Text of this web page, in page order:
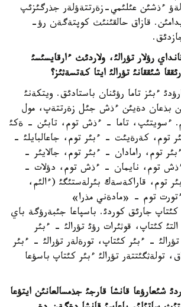
ءذشئن عئلئمي-زةرتتةؤلةر جذرگئزئپ
قازاق حالقئنئث كوپتةگةن رؤ-
رؤلار تؤرالئ، ولاردئث ءارقايسئسئ
شئققانئ تؤرالئ ايتا كةتسةثئز؟
ءبئز تاما رؤئنان باستادئق. ويتكةنئ
بذعان دةيئن ءذش جئل زةرتتةپ، مول
ءسويتئپ، تاما - ءذش توم، تابئن - ةكئ
توم، كةرةيئت - ءبئر توم، جاعالبايلئ -
توم، رامادان - ءبئر توم، جالايئر -
توم، نايمان - ءذش توم، دؤلات -
توم، قاراكةسةك بئرلةستئگئ (ءالئم،
توم - «مادةني مذرا»
باعدارلاماسئمةن 12 كئتاپ جارئق كوردئ. باسپاعا جئبةرؤگة باي
كئتاپ، قوثئرات رؤئ تؤرالئ - ءبئر
- ءبئر كئتاپ، تورةلةر تؤرالئ - ءبئر
تولةثگئتتةر تؤرالئ ءبئر كئتاپ باسؤعا
قانشا قارجئ جذمسالعانئن ايتؤعا